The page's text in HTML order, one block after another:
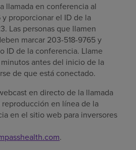
llamada en conferencia al
proporcionar el ID de la
Las personas que llamen
marcar 203-518-9765 y
ID de la conferencia. Llame
antes del inicio de la
de que está conectado.
en directo de la llamada
en línea de la
en el sitio web para inversores
.